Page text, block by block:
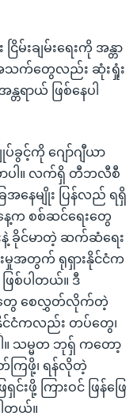
းချမ်းရေးကို အန္တာ
သက်တွေလည်း ဆုံးရှုံး
ာယ် ဖြစ်နေပါ
င့်ကို ဂျော်ဂျီယာ
ာပါ။ လက်ရှိ တီဘလီစီ
အနေမျိုး ပြန်လည် ရရှိ
ေ့က စစ်ဆင်ရေးတွေ
ခိုင်မာတဲ့ ဆက်ဆံရေး
းမှုအတွက် ရုရှားနိုင်ငံက
ြစ်ပါတယ်။ ဒီ
ပ်တွေ စေလွှတ်လိုက်တဲ့
င်ငံကလည်း တပ်တွေ၊
သမ္မတ ဘုရှ် ကတော့
ကြဖို့၊ ရန်လိုတဲ့
ဖို့ ကြားဝင် ဖြန်ဖြေ
တယ်။